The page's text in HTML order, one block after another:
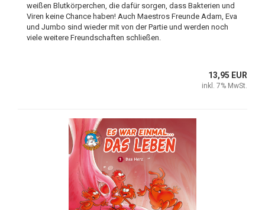
weißen Blutkörperchen, die dafür sorgen, dass Bakterien und
Viren keine Chance haben! Auch Maestros Freunde Adam, Eva
und Jumbo sind wieder mit von der Partie und werden noch
viele weitere Freundschaften schließen.
13,95 EUR
inkl. 7% MwSt.